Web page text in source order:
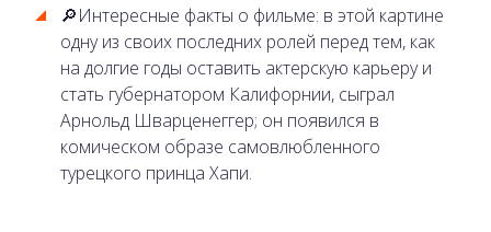
🔎Интересные факты о фильме: в этой картине
одну из своих последних ролей перед тем, как
на долгие годы оставить актерскую карьеру и
стать губернатором Калифорнии, сыграл
Арнольд Шварценеггер; он появился в
комическом образе самовлюбленного
турецкого принца Хапи.